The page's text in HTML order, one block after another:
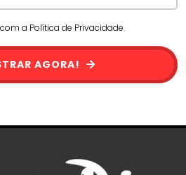
a Política de Privacidade.
AGORA!